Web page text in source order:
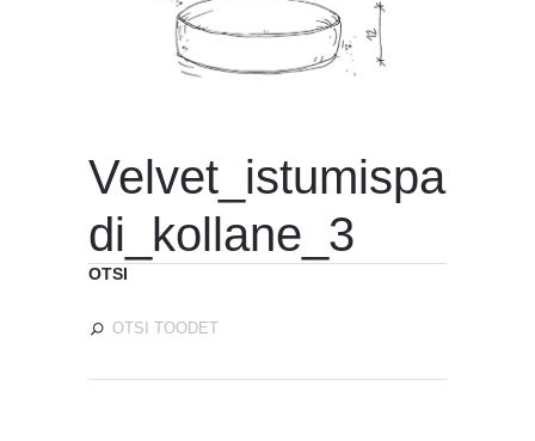
Velvet_istumispa
di_kollane_3
OTSI